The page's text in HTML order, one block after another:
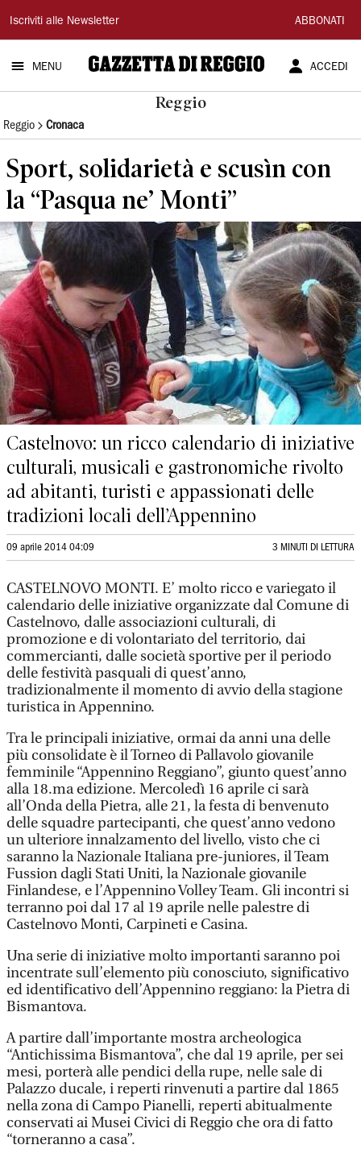
Gazzetta
di
Reggio
Iscriviti alle Newsletter ABBONATI
MENU ACCEDI
Reggio
Reggio Cronaca
Sport, solidarietà e scusìn con
la “Pasqua ne’ Monti”
Castelnovo: un ricco calendario di iniziative
culturali, musicali e gastronomiche rivolto
ad abitanti, turisti e appassionati delle
tradizioni locali dell’Appennino
09 aprile 2014 04:09 3 MINUTI DI LETTURA
CASTELNOVO MONTI. E’ molto ricco e variegato il
calendario delle iniziative organizzate dal Comune di
Castelnovo, dalle associazioni culturali, di
promozione e di volontariato del territorio, dai
commercianti, dalle società sportive per il periodo
delle festività pasquali di quest’anno,
tradizionalmente il momento di avvio della stagione
turistica in Appennino.
Tra le principali iniziative, ormai da anni una delle
più consolidate è il Torneo di Pallavolo giovanile
femminile “Appennino Reggiano”, giunto quest’anno
alla 18.ma edizione. Mercoledì 16 aprile ci sarà
all’Onda della Pietra, alle 21, la festa di benvenuto
delle squadre partecipanti, che quest’anno vedono
un ulteriore innalzamento del livello, visto che ci
saranno la Nazionale Italiana pre-juniores, il Team
Fussion dagli Stati Uniti, la Nazionale giovanile
Finlandese, e l’Appennino Volley Team. Gli incontri si
terranno poi dal 17 al 19 aprile nelle palestre di
Castelnovo Monti, Carpineti e Casina.
Una serie di iniziative molto importanti saranno poi
incentrate sull’elemento più conosciuto, significativo
ed identificativo dell’Appennino reggiano: la Pietra di
Bismantova.
A partire dall’importante mostra archeologica
“Antichissima Bismantova”, che dal 19 aprile, per sei
mesi, porterà alle pendici della rupe, nelle sale di
Palazzo ducale, i reperti rinvenuti a partire dal 1865
nella zona di Campo Pianelli, reperti abitualmente
conservati ai Musei Civici di Reggio che ora di fatto
“torneranno a casa”.